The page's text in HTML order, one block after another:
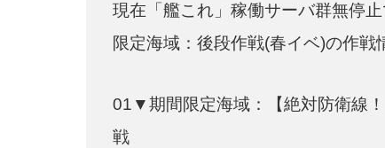
現在「艦これ」稼働サーバ群無停
限定海域：後段作戦(春イベ)の作戦
01▼期間限定海域：【絶対防衛線
戦